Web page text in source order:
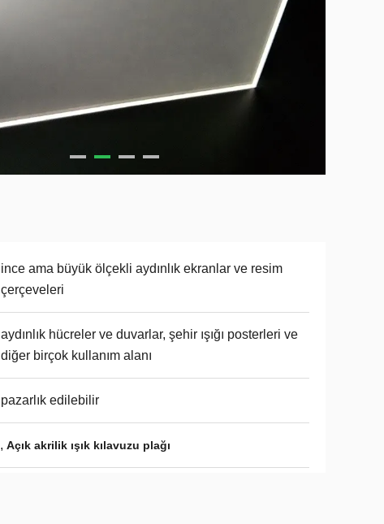
ince ama büyük ölçekli aydınlık ekranlar ve resim
çerçeveleri
aydınlık hücreler ve duvarlar, şehir ışığı posterleri ve
diğer birçok kullanım alanı
pazarlık edilebilir
, Açık akrilik ışık kılavuzu plağı